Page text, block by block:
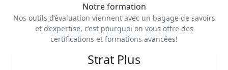
Notre formation
Nos outils d’évaluation viennent avec un bagage de savoirs
et d’expertise, c’est pourquoi on vous offre des
certifications et formations avancées!
Strat Plus